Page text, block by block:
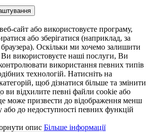
сайт або використовуєте програму,
або зберігатися (наприклад, за
Оскільки ми хочемо залишити
використовуєте наші послуги, Ви
використання певних типів
технологій. Натисніть на
щоб дізнатися більше та змінити
відхилите певні файли cookie або
це може призвести до відображення менш
або до недоступності певних функцій
опис Більше інформації